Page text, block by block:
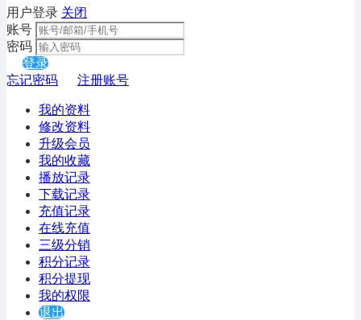
用户登录 关闭
账号
密码
登录
忘记密码
注册账号
我的资料
修改资料
升级会员
我的收藏
播放记录
下载记录
充值记录
在线充值
三级分销
积分记录
积分提现
我的权限
退出